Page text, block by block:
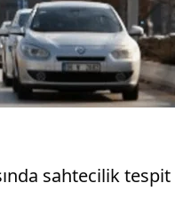
sahtecilik